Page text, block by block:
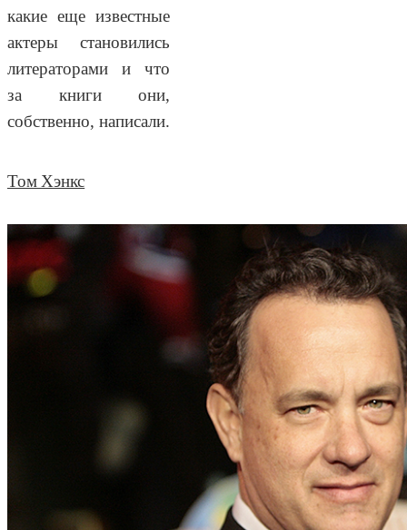
какие еще известные
актеры становились
литераторами и что
за книги они,
собственно, написали.
Том Хэнкс